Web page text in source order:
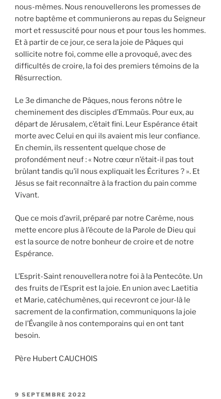
nous-mêmes. Nous renouvellerons les promesses de
notre baptême et communierons au repas du Seigneur
mort et ressuscité pour nous et pour tous les hommes.
Et à partir de ce jour, ce sera la joie de Pâques qui
sollicite notre foi, comme elle a provoqué, avec des
difficultés de croire, la foi des premiers témoins de la
Résurrection.
Le 3e dimanche de Pâques, nous ferons nôtre le
cheminement des disciples d’Emmaüs. Pour eux, au
départ de Jérusalem, c’était fini. Leur Espérance était
morte avec Celui en qui ils avaient mis leur confiance.
En chemin, ils ressentent quelque chose de
profondément neuf : « Notre cœur n’était-il pas tout
brûlant tandis qu’il nous expliquait les Écritures ? ». Et
Jésus se fait reconnaître à la fraction du pain comme
Vivant.
Que ce mois d’avril, préparé par notre Carême, nous
mette encore plus à l’écoute de la Parole de Dieu qui
est la source de notre bonheur de croire et de notre
Espérance.
L’Esprit-Saint renouvellera notre foi à la Pentecôte. Un
des fruits de l’Esprit est la joie. En union avec Laetitia
et Marie, catéchumènes, qui recevront ce jour-là le
sacrement de la confirmation, communiquons la joie
de l’Évangile à nos contemporains qui en ont tant
besoin.
Père Hubert CAUCHOIS
PUBLIÉ
9 SEPTEMBRE 2022